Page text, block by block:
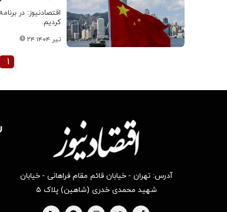
کردیم.
۲۴ تیر ۱۴۰۴
۱
آدرس: تهران - خیابان قائم مقام فراهانی - خیابان
شهید محمدی خدری (شاهین) پلاک ۵